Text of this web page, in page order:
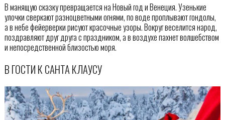
В манящую сказку превращается на Новый год и Венеция. Узенькие
улочки сверкают разноцветными огнями, по воде проплывают гондолы,
а в небе фейерверки рисуют красочные узоры. Вокруг веселится народ,
поздравляют друг друга с праздником, а в воздухе пахнет волшебством
и непосредственной близостью моря.
В ГОСТИ К САНТА КЛАУСУ